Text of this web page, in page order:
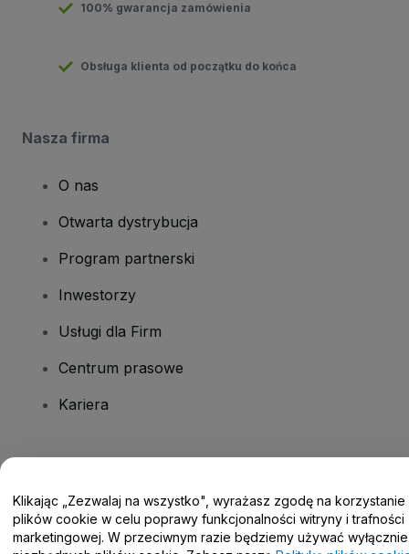
100% gwarancja zamówienia
Obsługa klienta od początku do końca
Nasza firma
O nas
Otwarta dystrybucja
Program partnerski
Inwestorzy
Usługi dla Firm
Centrum prasowe
Kariera
Centrum pomocy / Skontaktuj się z nami
Klikając „Zezwalaj na wszystko", wyrażasz zgodę na korzystanie
plików cookie w celu poprawy funkcjonalności witryny i trafności
marketingowej. W przeciwnym razie będziemy używać wyłącznie